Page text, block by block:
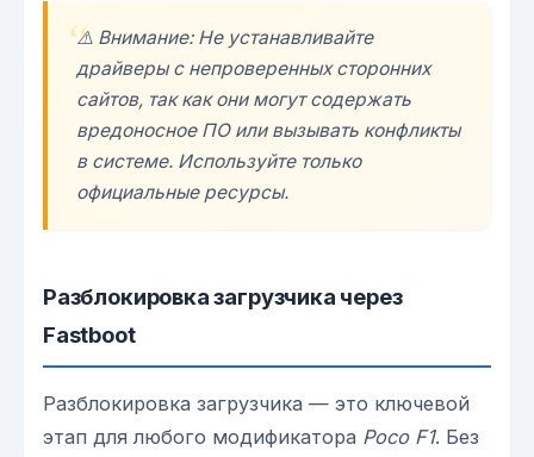
⚠️ Внимание: Не устанавливайте
драйверы с непроверенных сторонних
сайтов, так как они могут содержать
вредоносное ПО или вызывать конфликты
в системе. Используйте только
официальные ресурсы.
Разблокировка загрузчика через
Fastboot
Разблокировка загрузчика — это ключевой
этап для любого модификатора Poco F1. Без